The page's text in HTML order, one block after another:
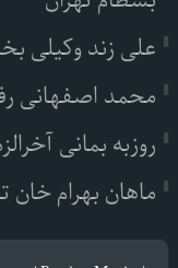
علی زند وکیلی
محمد اصفهانی
روزبه بمانی
ماهان بهرام خان